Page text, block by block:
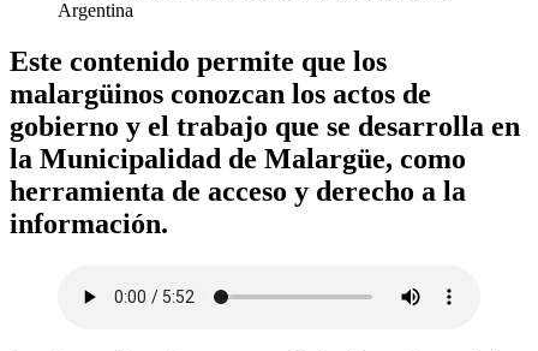
Argentina
Este contenido permite que los
malargüinos conozcan los actos de
gobierno y el trabajo que se desarrolla en
la Municipalidad de Malargüe, como
herramienta de acceso y derecho a la
información.